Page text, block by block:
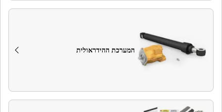
המערכת ההידראולית